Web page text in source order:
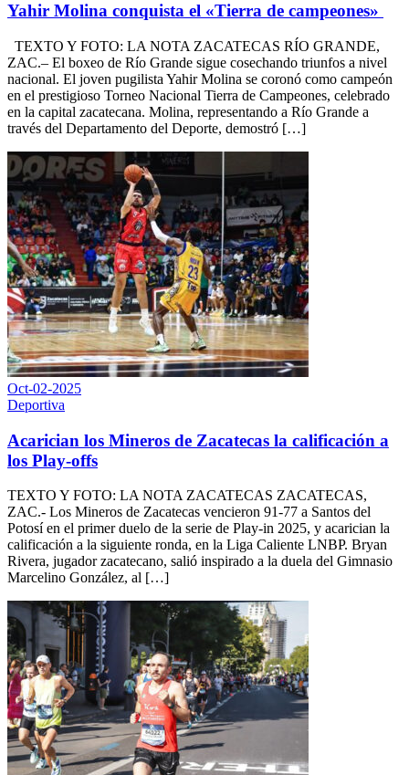
Yahir Molina conquista el «Tierra de campeones»
TEXTO Y FOTO: LA NOTA ZACATECAS RÍO GRANDE,
ZAC.– El boxeo de Río Grande sigue cosechando triunfos a nivel
nacional. El joven pugilista Yahir Molina se coronó como campeón
en el prestigioso Torneo Nacional Tierra de Campeones, celebrado
en la capital zacatecana. Molina, representando a Río Grande a
través del Departamento del Deporte, demostró […]
Oct-02-2025
Deportiva
Acarician los Mineros de Zacatecas la calificación a
los Play-offs
TEXTO Y FOTO: LA NOTA ZACATECAS ZACATECAS,
ZAC.- Los Mineros de Zacatecas vencieron 91-77 a Santos del
Potosí en el primer duelo de la serie de Play-in 2025, y acarician la
calificación a la siguiente ronda, en la Liga Caliente LNBP. Bryan
Rivera, jugador zacatecano, salió inspirado a la duela del Gimnasio
Marcelino González, al […]